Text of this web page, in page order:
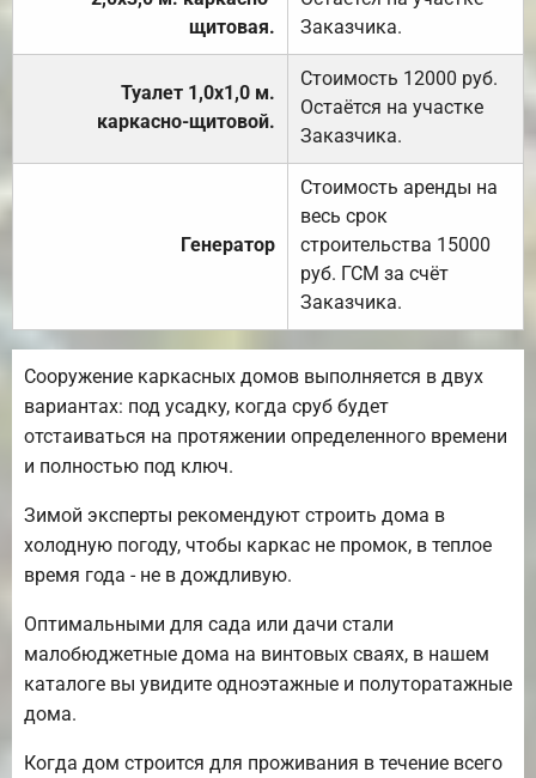
щитовая.
Заказчика.
Туалет 1,0х1,0 м.
каркасно-щитовой.
Стоимость 12000 руб.
Остаётся на участке
Заказчика.
Генератор
Стоимость аренды на
весь срок
строительства 15000
руб. ГСМ за счёт
Заказчика.
Сооружение каркасных домов выполняется в двух
вариантах: под усадку, когда сруб будет
отстаиваться на протяжении определенного времени
и полностью под ключ.
Зимой эксперты рекомендуют строить дома в
холодную погоду, чтобы каркас не промок, в теплое
время года - не в дождливую.
Оптимальными для сада или дачи стали
малобюджетные дома на винтовых сваях, в нашем
каталоге вы увидите одноэтажные и полуторатажные
дома.
Когда дом строится для проживания в течение всего